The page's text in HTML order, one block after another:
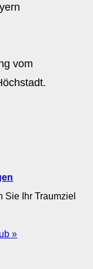
vom
Sie Ihr Traumziel
»